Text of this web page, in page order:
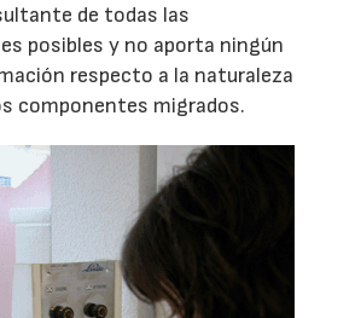
de todas las
posibles y no aporta ningún
respecto a la naturaleza
componentes migrados.